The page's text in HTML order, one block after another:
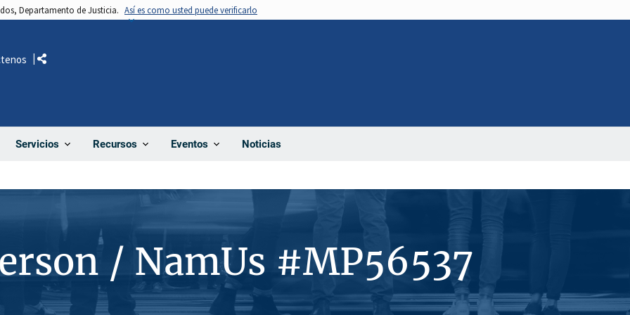
Departamento de Justicia. Así es como usted puede verificarlo
Servicios Recursos Eventos Noticias
Comparte
/ NamUs #MP56537